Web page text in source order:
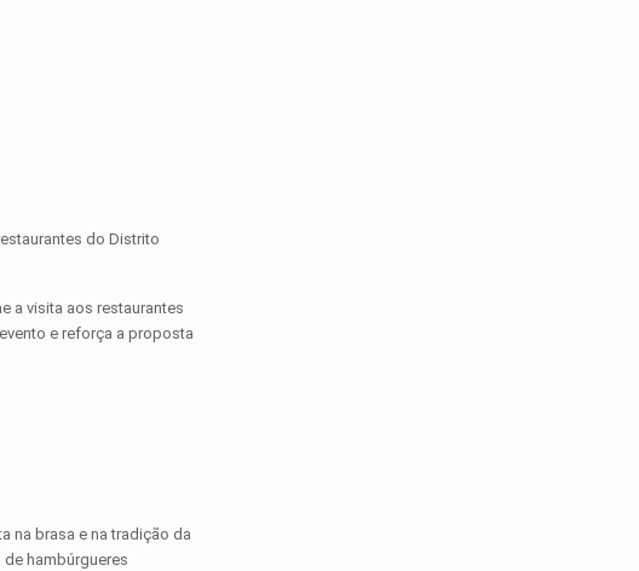
do Distrito
a visita aos restaurantes
e reforça a proposta
na brasa e na tradição da
hambúrgueres